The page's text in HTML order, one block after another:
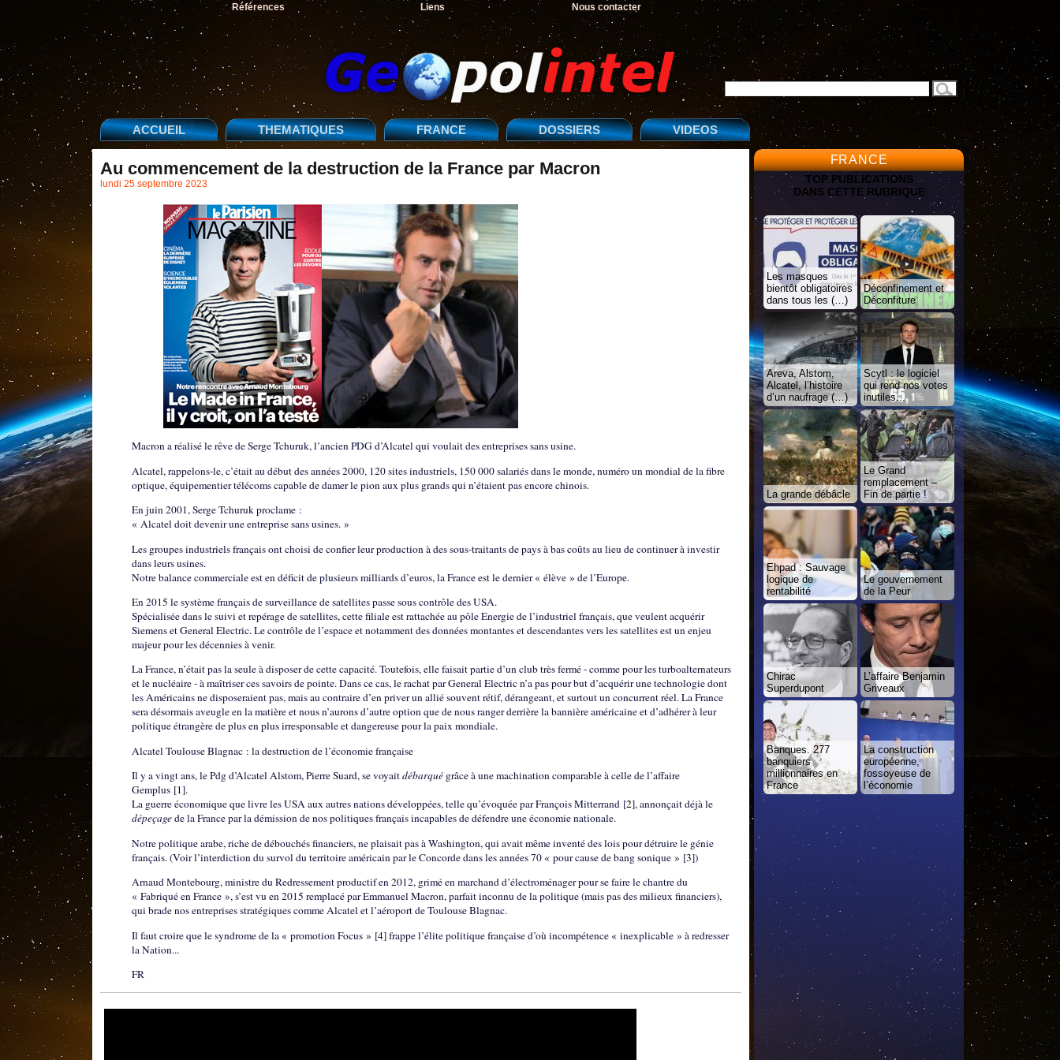
Références Liens Nous contacter
ACCUEIL THEMATIQUES FRANCE DOSSIERS VIDEOS
Au commencement de la destruction de la France par Macron
lundi 25 septembre 2023
Macron a réalisé le rêve de Serge Tchuruk, l’ancien PDG d’Alcatel qui voulait des entreprises sans usine.
Alcatel, rappelons-le, c’était au début des années 2000, 120 sites industriels, 150 000 salariés dans le monde, numéro un mondial de la fibre
optique, équipementier télécoms capable de damer le pion aux plus grands qui n’étaient pas encore chinois.
En juin 2001, Serge Tchuruk proclame :
« Alcatel doit devenir une entreprise sans usines. »
Les groupes industriels français ont choisi de confier leur production à des sous-traitants de pays à bas coûts au lieu de continuer à investir
dans leurs usines.
Notre balance commerciale est en déficit de plusieurs milliards d’euros, la France est le dernier « élève » de l’Europe.
En 2015 le système français de surveillance de satellites passe sous contrôle des USA.
Spécialisée dans le suivi et repérage de satellites, cette filiale est rattachée au pôle Energie de l’industriel français, que veulent acquérir
Siemens et General Electric. Le contrôle de l’espace et notamment des données montantes et descendantes vers les satellites est un enjeu
majeur pour les décennies à venir.
La France, n’était pas la seule à disposer de cette capacité. Toutefois, elle faisait partie d’un club très fermé - comme pour les turboalternateurs
et le nucléaire - à maîtriser ces savoirs de pointe. Dans ce cas, le rachat par General Electric n’a pas pour but d’acquérir une technologie dont
les Américains ne disposeraient pas, mais au contraire d’en priver un allié souvent rétif, dérangeant, et surtout un concurrent réel. La France
sera désormais aveugle en la matière et nous n’aurons d’autre option que de nous ranger derrière la bannière américaine et d’adhérer à leur
politique étrangère de plus en plus irresponsable et dangereuse pour la paix mondiale.
Alcatel Toulouse Blagnac : la destruction de l’économie française
Il y a vingt ans, le Pdg d’Alcatel Alstom, Pierre Suard, se voyaitdébarqué grâce à une machination comparable à celle de l’affaire
Gemplus [1].
La guerre économique que livre les USA aux autres nations développées, telle qu’évoquée par François Mitterrand [2], annonçait déjà le
dépeçagede la France par la démission de nos politiques français incapables de défendre une économie nationale.
Notre politique arabe, riche de débouchés financiers, ne plaisait pas à Washington, qui avait même inventé des lois pour détruire le génie
français. (Voir l’interdiction du survol du territoire américain par le Concorde dans les années 70 « pour cause de bang sonique » [3])
Arnaud Montebourg, ministre du Redressement productif en 2012, grimé en marchand d’électroménager pour se faire le chantre du
« Fabriqué en France », s’est vu en 2015 remplacé par Emmanuel Macron, parfait inconnu de la politique (mais pas des milieux financiers),
qui brade nos entreprises stratégiques comme Alcatel et l’aéroport de Toulouse Blagnac.
Il faut croire que le syndrome de la « promotion Focus » [4]frappe l’élite politique française d’où incompétence « inexplicable » à redresser
la Nation...
FR
FRANCE
TOP PUBLICATIONS
DANS CETTE RUBRIQUE
Les masques
bientôt obligatoires
dans tous les (…)
Déconfinement et
Déconfiture
Areva, Alstom,
Alcatel, l’histoire
d’un naufrage (…)
Scytl : le logiciel
qui rend nos votes
inutiles...
La grande débâcle
Le Grand
remplacement –
Fin de partie !
Ehpad : Sauvage
logique de
rentabilité
Le gouvernement
de la Peur
Chirac
Superdupont
L’affaire Benjamin
Griveaux
Banques. 277
banquiers
millionnaires en
France
La construction
européenne,
fossoyeuse de
l’économie